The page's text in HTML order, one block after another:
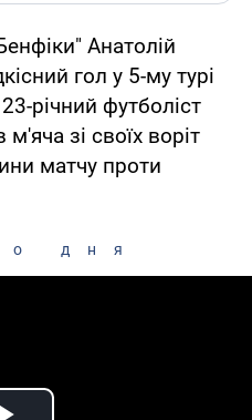
Анатолій
гол у 5-му турі
річний футболіст
зі своїх воріт
матчу проти
дня